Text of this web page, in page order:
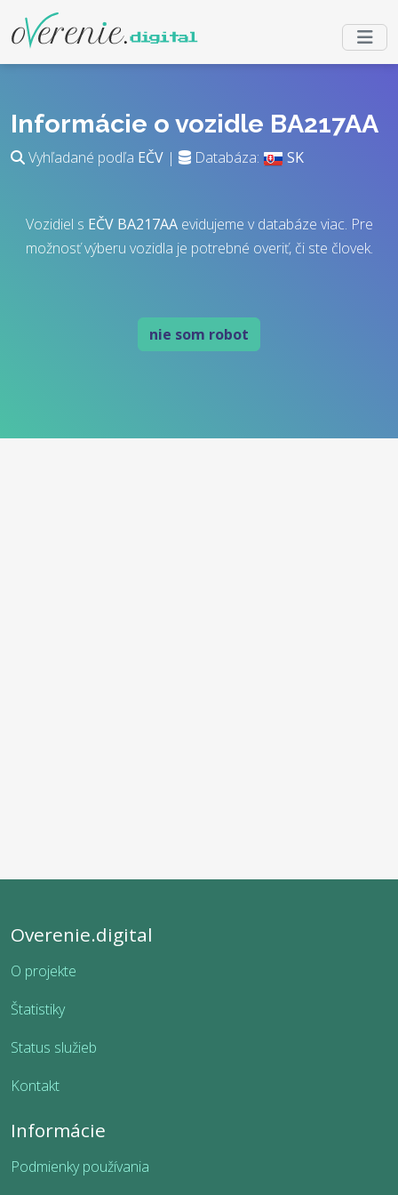
Informácie o vozidle BA217AA
Vyhľadané podľa EČV | Databáza: SK
Vozidiel s EČV BA217AAevidujeme v databáze viac. Pre
možnosť výberu vozidla je potrebné overiť, či ste človek.
nie som robot
Overenie.digital
O projekte
Štatistiky
Status služieb
Kontakt
Informácie
Podmienky používania